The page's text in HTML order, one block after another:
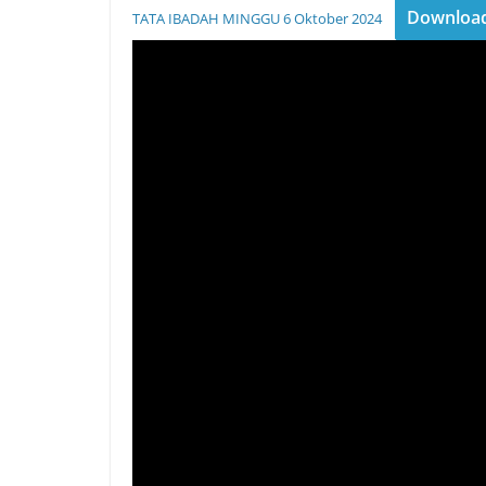
TATA IBADAH MINGGU 6 Oktober 2024